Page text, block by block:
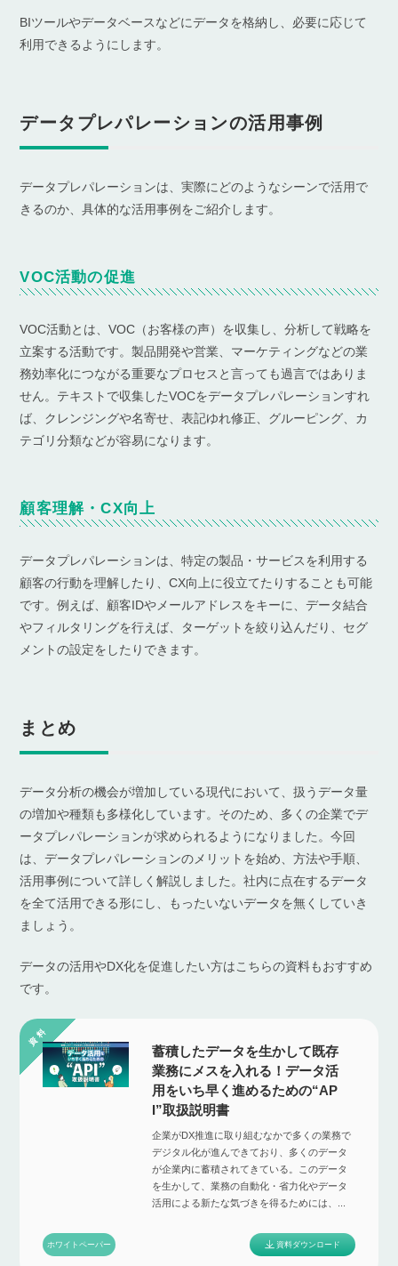
BIツールやデータベースなどにデータを格納し、必要に応じて
利用できるようにします。
データプレパレーションの活用事例
データプレパレーションは、実際にどのようなシーンで活用で
きるのか、具体的な活用事例をご紹介します。
VOC活動の促進
VOC活動とは、VOC（お客様の声）を収集し、分析して戦略を
立案する活動です。製品開発や営業、マーケティングなどの業
務効率化につながる重要なプロセスと言っても過言ではありま
せん。テキストで収集したVOCをデータプレパレーションすれ
ば、クレンジングや名寄せ、表記ゆれ修正、グルーピング、カ
テゴリ分類などが容易になります。
顧客理解・CX向上
データプレパレーションは、特定の製品・サービスを利用する
顧客の行動を理解したり、CX向上に役立てたりすることも可能
です。例えば、顧客IDやメールアドレスをキーに、データ結合
やフィルタリングを行えば、ターゲットを絞り込んだり、セグ
メントの設定をしたりできます。
まとめ
データ分析の機会が増加している現代において、扱うデータ量
の増加や種類も多様化しています。そのため、多くの企業でデ
ータプレパレーションが求められるようになりました。今回
は、データプレパレーションのメリットを始め、方法や手順、
活用事例について詳しく解説しました。社内に点在するデータ
を全て活用できる形にし、もったいないデータを無くしていき
ましょう。
データの活用やDX化を促進したい方はこちらの資料もおすすめ
です。
蓄積したデータを生かして既存
業務にメスを入れる！データ活
用をいち早く進めるための“AP
I”取扱説明書
企業がDX推進に取り組むなかで多くの業務で
デジタル化が進んできており、多くのデータ
が企業内に蓄積されてきている。このデータ
を生かして、業務の自動化・省力化やデータ
活用による新たな気づきを得るためには、...
ホワイトペーパー 資料ダウンロード